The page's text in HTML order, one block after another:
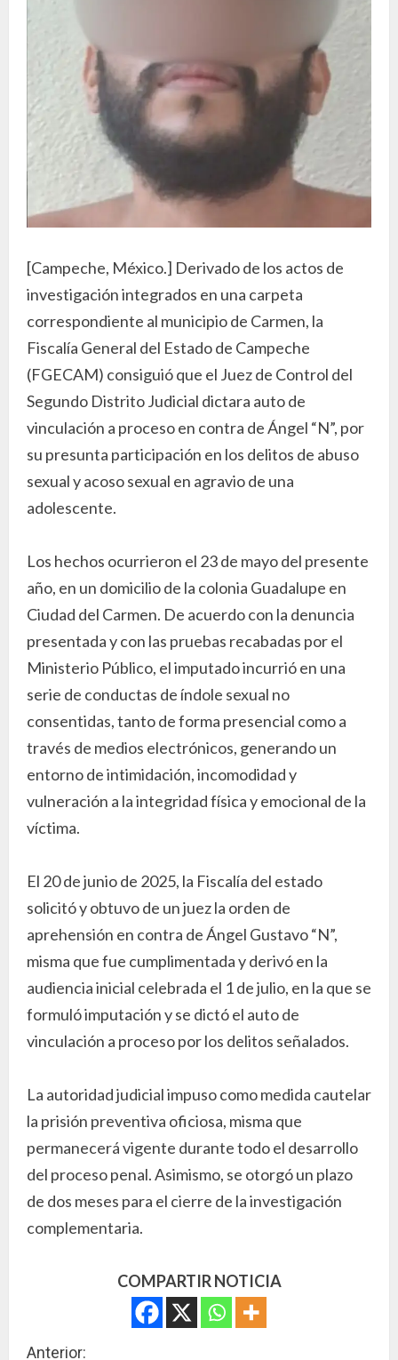
[Campeche, México.] Derivado de los actos de
investigación integrados en una carpeta
correspondiente al municipio de Carmen, la
Fiscalía General del Estado de Campeche
(FGECAM) consiguió que el Juez de Control del
Segundo Distrito Judicial dictara auto de
vinculación a proceso en contra de Ángel “N”, por
su presunta participación en los delitos de abuso
sexual y acoso sexual en agravio de una
adolescente.
Los hechos ocurrieron el 23 de mayo del presente
año, en un domicilio de la colonia Guadalupe en
Ciudad del Carmen. De acuerdo con la denuncia
presentada y con las pruebas recabadas por el
Ministerio Público, el imputado incurrió en una
serie de conductas de índole sexual no
consentidas, tanto de forma presencial como a
través de medios electrónicos, generando un
entorno de intimidación, incomodidad y
vulneración a la integridad física y emocional de la
víctima.
El 20 de junio de 2025, la Fiscalía del estado
solicitó y obtuvo de un juez la orden de
aprehensión en contra de Ángel Gustavo “N”,
misma que fue cumplimentada y derivó en la
audiencia inicial celebrada el 1 de julio, en la que se
formuló imputación y se dictó el auto de
vinculación a proceso por los delitos señalados.
La autoridad judicial impuso como medida cautelar
la prisión preventiva oficiosa, misma que
permanecerá vigente durante todo el desarrollo
del proceso penal. Asimismo, se otorgó un plazo
de dos meses para el cierre de la investigación
complementaria.
COMPARTIR NOTICIA
Anterior: